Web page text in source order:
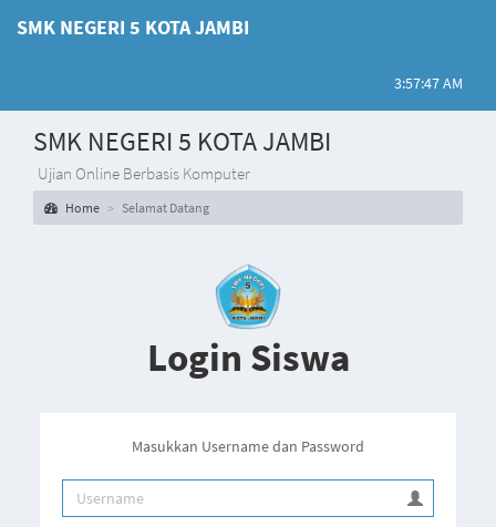
SMK NEGERI 5 KOTA JAMBI
3:57:47 AM
SMK NEGERI 5 KOTA JAMBI
Ujian Online Berbasis Komputer
Home Selamat Datang
Login Siswa
Masukkan Username dan Password